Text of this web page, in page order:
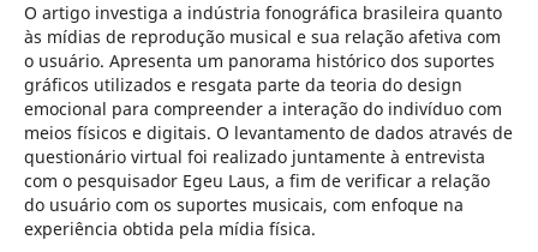
O artigo investiga a indústria fonográfica brasileira quanto
às mídias de reprodução musical e sua relação afetiva com
o usuário. Apresenta um panorama histórico dos suportes
gráficos utilizados e resgata parte da teoria do design
emocional para compreender a interação do indivíduo com
meios físicos e digitais. O levantamento de dados através de
questionário virtual foi realizado juntamente à entrevista
com o pesquisador Egeu Laus, a fim de verificar a relação
do usuário com os suportes musicais, com enfoque na
experiência obtida pela mídia física.